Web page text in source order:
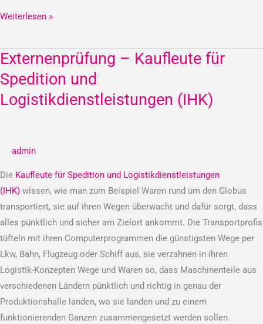
Weiterlesen »
Externenprüfung – Kaufleute für
Spedition und
Logistikdienstleistungen (IHK)
admin
Die Kaufleute für Spedition und Logistikdienstleistungen
(IHK) wissen, wie man zum Beispiel Waren rund um den Globus
transportiert, sie auf ihren Wegen überwacht und dafür sorgt, dass
alles pünktlich und sicher am Zielort ankommt. Die Transportprofis
tüfteln mit ihren Computerprogrammen die günstigsten Wege per
Lkw, Bahn, Flugzeug oder Schiff aus, sie verzahnen in ihren
Logistik-Konzepten Wege und Waren so, dass Maschinenteile aus
verschiedenen Ländern pünktlich und richtig in genau der
Produktionshalle landen, wo sie landen und zu einem
funktionierenden Ganzen zusammengesetzt werden sollen.
Externenprüfung
–
Kaufleute
für
Logistikdienstleistungen